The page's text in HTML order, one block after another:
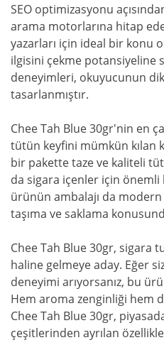
SEO optimizasyonu
arama motorlarına hitap
yazarları için ideal bir konu
ilgisini çekme potansiyeline
deneyimleri, okuyucunun
tasarlanmıştır.
Chee Tah Blue 30gr'nin en
tütün keyfini mümkün kılan
bir pakette taze ve kaliteli
da sigara içenler için
ürünün ambalajı da modern
taşıma ve saklama
Chee Tah Blue 30gr, sigara
haline gelmeye aday. Eğer
deneyimi arıyorsanız, bu
Hem aroma zenginliği hem
Chee Tah Blue 30gr,
çeşitlerinden ayrılan